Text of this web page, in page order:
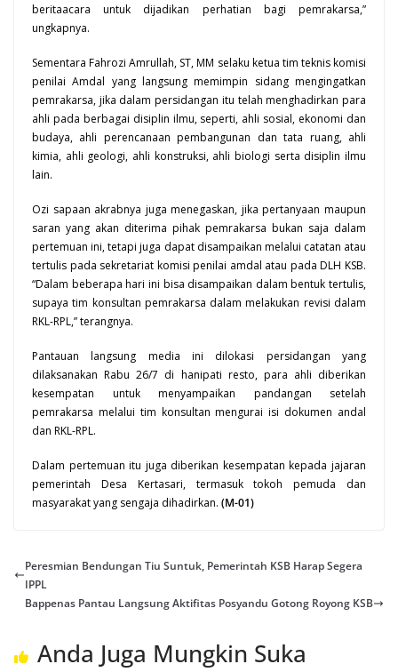
beritaacara untuk dijadikan perhatian bagi pemrakarsa,”
ungkapnya.
Sementara Fahrozi Amrullah, ST, MM selaku ketua tim teknis komisi
penilai Amdal yang langsung memimpin sidang mengingatkan
pemrakarsa, jika dalam persidangan itu telah menghadirkan para
ahli pada berbagai disiplin ilmu, seperti, ahli sosial, ekonomi dan
budaya, ahli perencanaan pembangunan dan tata ruang, ahli
kimia, ahli geologi, ahli konstruksi, ahli biologi serta disiplin ilmu
lain.
Ozi sapaan akrabnya juga menegaskan, jika pertanyaan maupun
saran yang akan diterima pihak pemrakarsa bukan saja dalam
pertemuan ini, tetapi juga dapat disampaikan melalui catatan atau
tertulis pada sekretariat komisi penilai amdal atau pada DLH KSB.
“Dalam beberapa hari ini bisa disampaikan dalam bentuk tertulis,
supaya tim konsultan pemrakarsa dalam melakukan revisi dalam
RKL-RPL,” terangnya.
Pantauan langsung media ini dilokasi persidangan yang
dilaksanakan Rabu 26/7 di hanipati resto, para ahli diberikan
kesempatan untuk menyampaikan pandangan setelah
pemrakarsa melalui tim konsultan mengurai isi dokumen andal
dan RKL-RPL.
Dalam pertemuan itu juga diberikan kesempatan kepada jajaran
pemerintah Desa Kertasari, termasuk tokoh pemuda dan
masyarakat yang sengaja dihadirkan. (M-01)
Peresmian Bendungan Tiu Suntuk, Pemerintah KSB Harap Segera
IPPL
Bappenas Pantau Langsung Aktifitas Posyandu Gotong Royong KSB
Anda Juga Mungkin Suka